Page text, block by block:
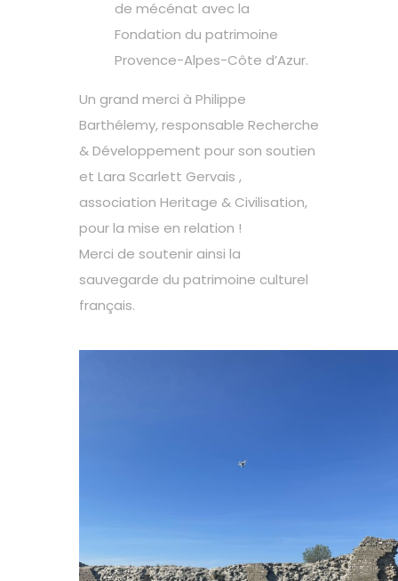
de mécénat avec la
Fondation du patrimoine
Provence-Alpes-Côte d’Azur.
Un grand merci à Philippe
Barthélemy, responsable Recherche
& Développement pour son soutien
et Lara Scarlett Gervais ,
association Heritage & Civilisation,
pour la mise en relation !
Merci de soutenir ainsi la
sauvegarde du patrimoine culturel
français.